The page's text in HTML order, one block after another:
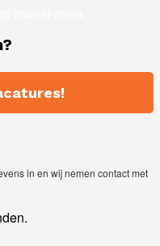
die bij je past
zoveel meer.
klaar!
in en wij nemen contact met